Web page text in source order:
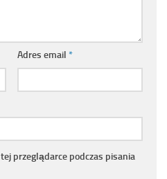
Adres email *
przeglądarce podczas pisania